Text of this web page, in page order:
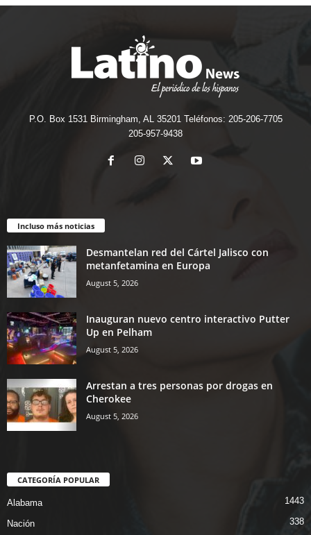
P.O. Box 1531 Birmingham, AL 35201 Teléfonos: 205-206-7705
205-957-9438
Incluso más noticias
Desmantelan red del Cártel Jalisco con
metanfetamina en Europa
August 5, 2026
Inauguran nuevo centro interactivo Putter
Up en Pelham
August 5, 2026
Arrestan a tres personas por drogas en
Cherokee
August 5, 2026
CATEGORÍA POPULAR
Alabama 1443
Nación 338